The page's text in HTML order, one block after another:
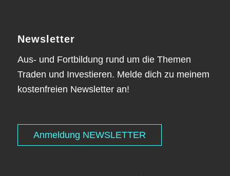
Newsletter
Aus- und Fortbildung rund um die Themen
Traden und Investieren. Melde dich zu meinem
kostenfreien Newsletter an!
Anmeldung NEWSLETTER